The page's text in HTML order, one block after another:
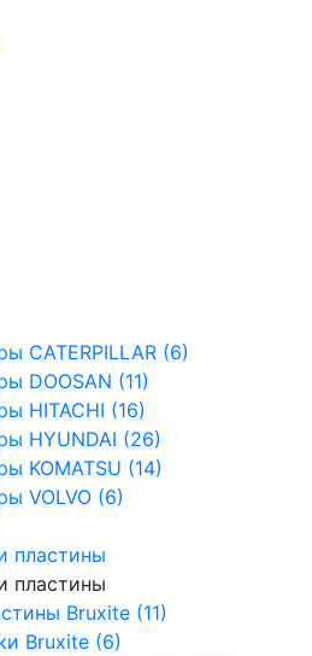
CATERPILLAR (6)
DOOSAN (11)
HITACHI (16)
HYUNDAI (26)
KOMATSU (14)
VOLVO (6)
пластины
пластины
Bruxite (11)
Bruxite (6)